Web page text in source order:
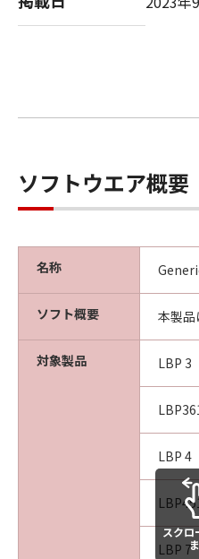
ソフトウエア概要
名称
ソフト概要 本製品
対象製品 LBP 3
LBP 4
LBP 7
スクロ